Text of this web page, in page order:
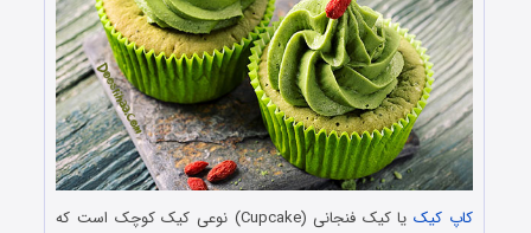
کاپ کیک
یا کیک فنجانی (Cupcake) نوعی کیک کوچک است که